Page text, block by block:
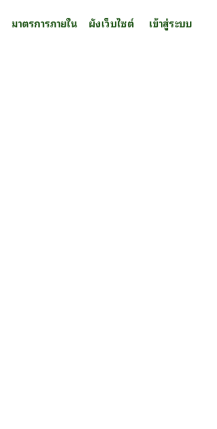
มาตรการภายใน ผังเว็บไซต์ เข้าสู่ระบบ